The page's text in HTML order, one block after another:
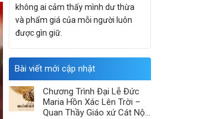
không ai cảm thấy mình dư thừa
và phẩm giá của mỗi người luôn
được gìn giữ.
Bài viết mới cập nhật
Chương Trình Đại Lễ Đức
Maria Hồn Xác Lên Trời –
Quan Thầy Giáo xứ Cát Nội